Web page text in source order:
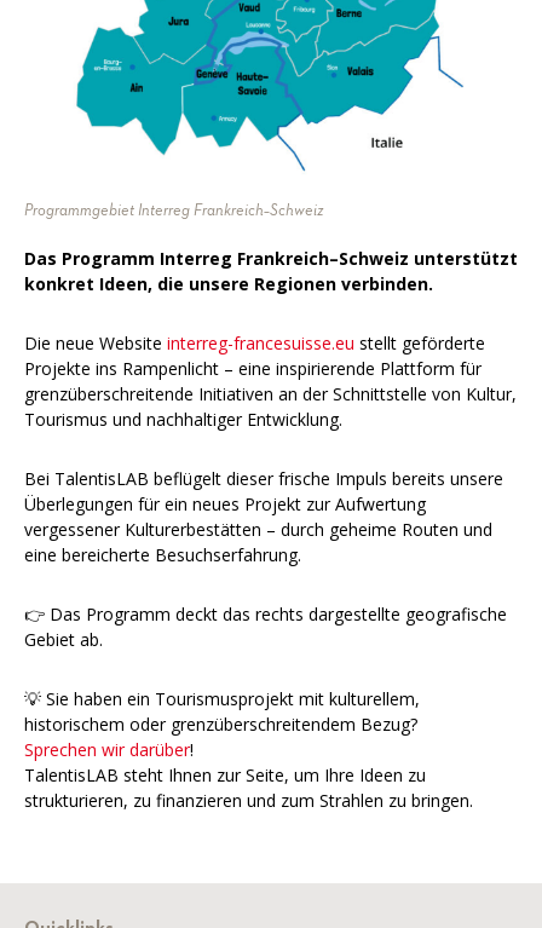
Programmgebiet Interreg Frankreich–Schweiz
Das Programm Interreg Frankreich–Schweiz unterstützt
konkret Ideen, die unsere Regionen verbinden.
Die neue Website interreg-francesuisse.eu stellt geförderte
Projekte ins Rampenlicht – eine inspirierende Plattform für
grenzüberschreitende Initiativen an der Schnittstelle von Kultur,
Tourismus und nachhaltiger Entwicklung.
Bei TalentisLAB beflügelt dieser frische Impuls bereits unsere
Überlegungen für ein neues Projekt zur Aufwertung
vergessener Kulturerbestätten – durch geheime Routen und
eine bereicherte Besuchserfahrung.
👉 Das Programm deckt das rechts dargestellte geografische
Gebiet ab.
💡 Sie haben ein Tourismusprojekt mit kulturellem,
historischem oder grenzüberschreitendem Bezug?
Sprechen wir darüber!
TalentisLAB steht Ihnen zur Seite, um Ihre Ideen zu
strukturieren, zu finanzieren und zum Strahlen zu bringen.